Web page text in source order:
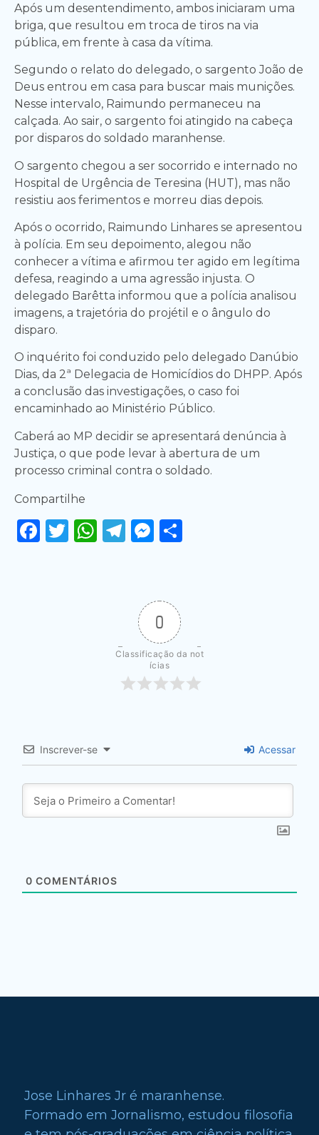
Após um desentendimento, ambos iniciaram uma
briga, que resultou em troca de tiros na via
pública, em frente à casa da vítima.
Segundo o relato do delegado, o sargento João de
Deus entrou em casa para buscar mais munições.
Nesse intervalo, Raimundo permaneceu na
calçada. Ao sair, o sargento foi atingido na cabeça
por disparos do soldado maranhense.
O sargento chegou a ser socorrido e internado no
Hospital de Urgência de Teresina (HUT), mas não
resistiu aos ferimentos e morreu dias depois.
Após o ocorrido, Raimundo Linhares se apresentou
à polícia. Em seu depoimento, alegou não
conhecer a vítima e afirmou ter agido em legítima
defesa, reagindo a uma agressão injusta. O
delegado Barêtta informou que a polícia analisou
imagens, a trajetória do projétil e o ângulo do
disparo.
O inquérito foi conduzido pelo delegado Danúbio
Dias, da 2ª Delegacia de Homicídios do DHPP. Após
a conclusão das investigações, o caso foi
encaminhado ao Ministério Público.
Caberá ao MP decidir se apresentará denúncia à
Justiça, o que pode levar à abertura de um
processo criminal contra o soldado.
Compartilhe
Facebook
Twitter
WhatsApp
Telegram
Messenger
0
Classificação da not
ícias
Inscrever-se Acessar
0 COMENTÁRIOS
Jose Linhares Jr é maranhense.
Formado em Jornalismo, estudou filosofia